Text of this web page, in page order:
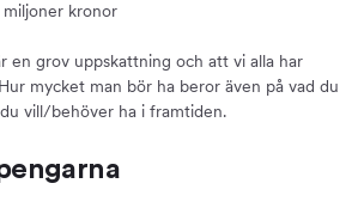
miljoner kronor
en grov uppskattning och att vi alla har
mycket man bör ha beror även på vad du
vill/behöver ha i framtiden.